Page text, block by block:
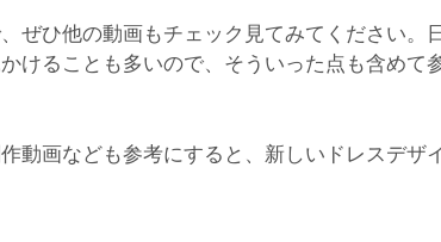
ぜひ他の動画もチェック見てみてください。
けることも多いので、そういった点も含めて
動画なども参考にすると、新しいドレスデザ